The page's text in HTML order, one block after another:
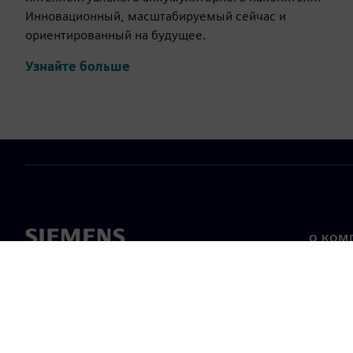
Инновационный, масштабируемый сейчас и
ориентированный на будущее.
Узнайте больше
О